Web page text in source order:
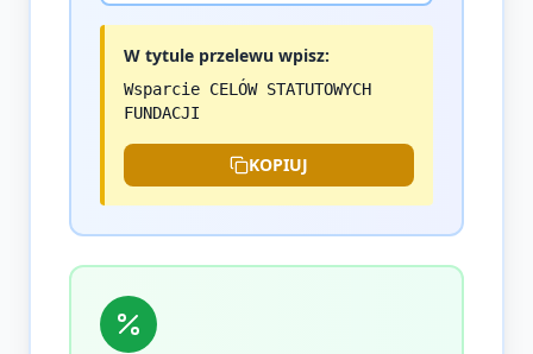
W tytule przelewu wpisz:
Wsparcie CELÓW STATUTOWYCH
FUNDACJI
KOPIUJ